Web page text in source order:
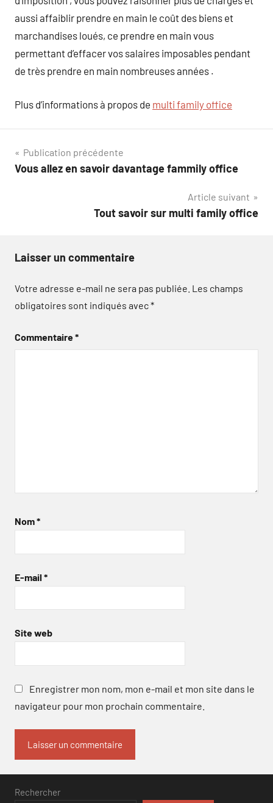
aussi affaiblir prendre en main le coût des biens et
marchandises loués, ce prendre en main vous
permettant d’effacer vos salaires imposables pendant
de très prendre en main nombreuses années .
Plus d’informations à propos de multi family office
Navigation
de
Publication précédente
Vous allez en savoir davantage fammily office
Article suivant
Tout savoir sur multi family office
Laisser un commentaire
Votre adresse e-mail ne sera pas publiée. Les champs
obligatoires sont indiqués avec*
Commentaire*
Nom*
E-mail *
Site web
Enregistrer mon nom, mon e-mail et mon site dans le
navigateur pour mon prochain commentaire.
Rechercher